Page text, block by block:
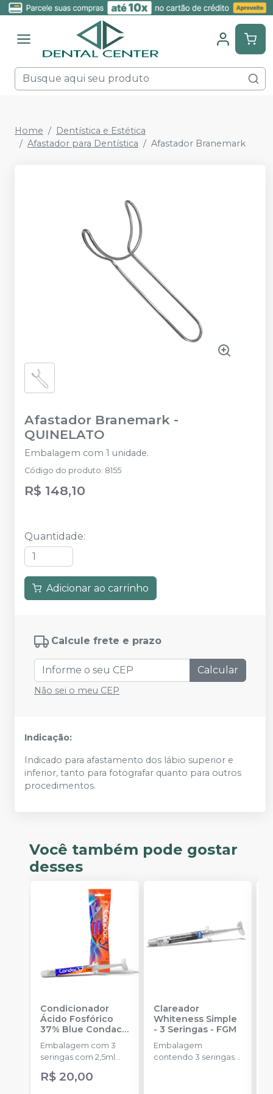
Home
Dentística e Estética
Afastador para Dentística
Afastador Branemark
Afastador Branemark -
QUINELATO
Embalagem com 1 unidade.
Código do produto: 8155
R$ 148,10
Quantidade:
Adicionar ao carrinho
Calcule frete e prazo
Calcular
Não sei o meu CEP
Indicação:
Indicado para afastamento dos lábio superior e
inferior, tanto para fotografar quanto para outros
procedimentos.
Você também pode gostar
desses
Condicionador
Ácido Fosfórico
37% Blue Condac-
FGM
Embalagem com 3
seringas com 2,5ml
ponteiras para
R$ 20,00
Clareador
Whiteness Simple
- 3 Seringas- FGM
Embalagem
contendo 3 seringas